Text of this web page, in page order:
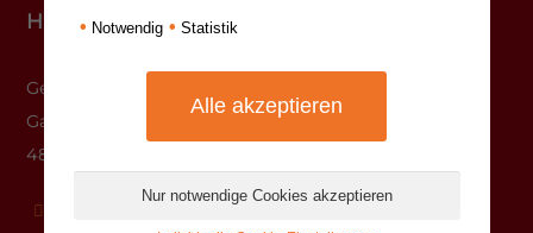
Hauptstelle Münster
Gesundheitshaus
Gasselstiege 13
48159 Münster
• Notwendig • Statistik